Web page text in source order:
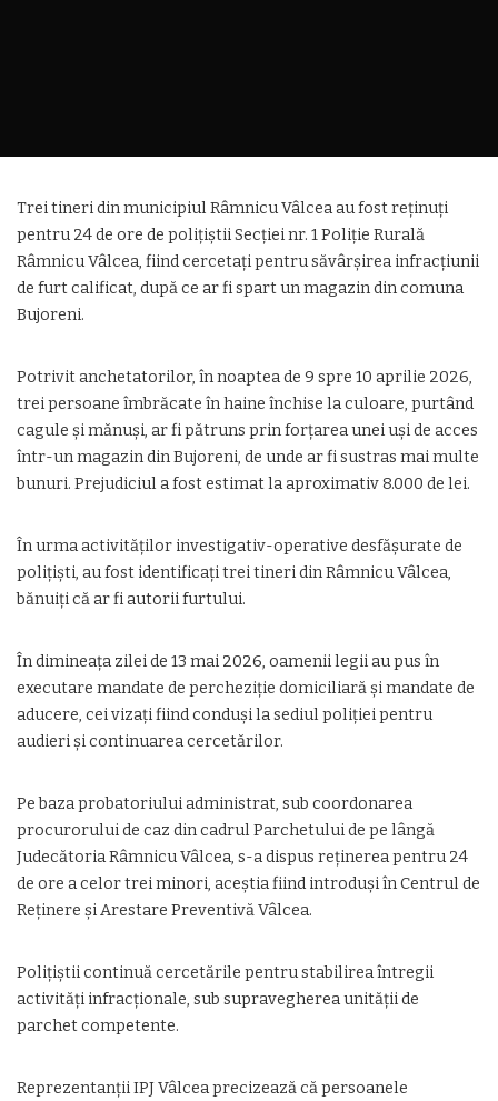
Trei tineri din municipiul Râmnicu Vâlcea au fost reținuți
pentru 24 de ore de polițiștii Secției nr. 1 Poliție Rurală
Râmnicu Vâlcea, fiind cercetați pentru săvârșirea infracțiunii
de furt calificat, după ce ar fi spart un magazin din comuna
Bujoreni.
Potrivit anchetatorilor, în noaptea de 9 spre 10 aprilie 2026,
trei persoane îmbrăcate în haine închise la culoare, purtând
cagule și mănuși, ar fi pătruns prin forțarea unei uși de acces
într-un magazin din Bujoreni, de unde ar fi sustras mai multe
bunuri. Prejudiciul a fost estimat la aproximativ 8.000 de lei.
În urma activităților investigativ-operative desfășurate de
polițiști, au fost identificați trei tineri din Râmnicu Vâlcea,
bănuiți că ar fi autorii furtului.
În dimineața zilei de 13 mai 2026, oamenii legii au pus în
executare mandate de percheziție domiciliară și mandate de
aducere, cei vizați fiind conduși la sediul poliției pentru
audieri și continuarea cercetărilor.
Pe baza probatoriului administrat, sub coordonarea
procurorului de caz din cadrul Parchetului de pe lângă
Judecătoria Râmnicu Vâlcea, s-a dispus reținerea pentru 24
de ore a celor trei minori, aceștia fiind introduși în Centrul de
Reținere și Arestare Preventivă Vâlcea.
Polițiștii continuă cercetările pentru stabilirea întregii
activități infracționale, sub supravegherea unității de
parchet competente.
Reprezentanții IPJ Vâlcea precizează că persoanele